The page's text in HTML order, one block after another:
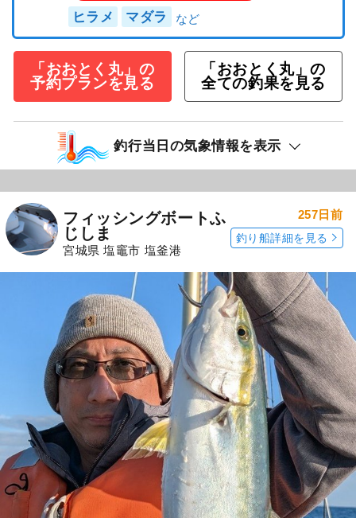
ヒラメ マダラ
「おおとく丸」の
予約プランを見る
「おおとく丸」の
全ての釣果を見る
釣行当日の気象情報を表示
フィッシングボートふ
じしま
宮城県 塩竈市 塩釜港
257日前
釣り船詳細を見る